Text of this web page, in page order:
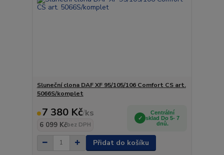
Sluneční clona DAF XF 95/105/106 Comfort CS art.
5066S/komplet
7 380 Kč/ks
6 099 Kčbez DPH
Centrální
sklad Do 5- 7
dnů.
Přidat do košíku